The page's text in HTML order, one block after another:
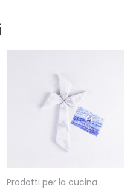
Prodotti per la cucina